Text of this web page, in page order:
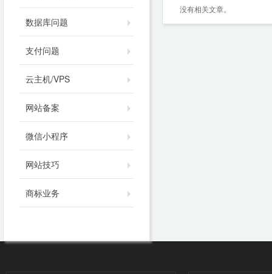
数据库问题
支付问题
云主机/VPS
网站备案
微信小程序
网站技巧
商标业务
没有相关文章。